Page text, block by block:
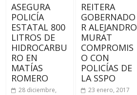
ASEGURA
POLICÍA
ESTATAL 800
LITROS DE
HIDROCARBU
RO EN
MATÍAS
ROMERO
28 diciembre,
REITERA
GOBERNADO
R ALEJANDRO
MURAT
COMPROMIS
O CON
POLICÍAS DE
LA SSPO
23 enero, 2017